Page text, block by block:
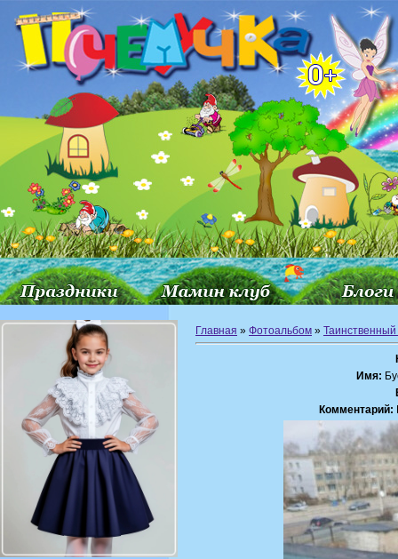
Главная » Фотоальбом »
Имя:
Комментарий: